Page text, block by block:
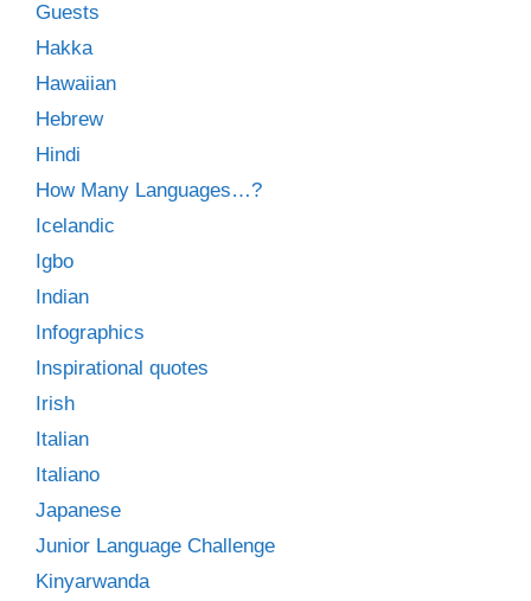
Guests
Hakka
Hawaiian
Hebrew
Hindi
How Many Languages…?
Icelandic
Igbo
Indian
Infographics
Inspirational quotes
Irish
Italian
Italiano
Japanese
Junior Language Challenge
Kinyarwanda